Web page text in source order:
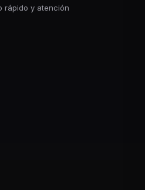
rápido y atención